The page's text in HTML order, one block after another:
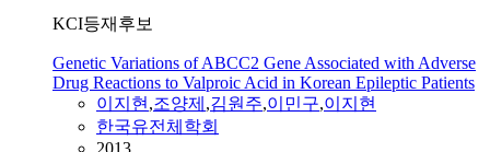
KCI등재후보
Genetic Variations of ABCC2 Gene Associated with Adverse
Drug Reactions to Valproic Acid in Korean Epileptic Patients
이지현,조양제 ,김원주,이민구,이지현
한국유전체학회